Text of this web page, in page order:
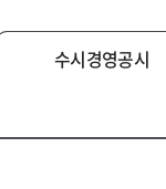
수시경영공시